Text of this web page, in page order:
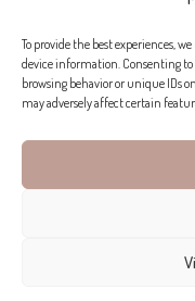
To provide the best experiences,
device information. Consenting to
browsing behavior or unique IDs
may adversely affect certain